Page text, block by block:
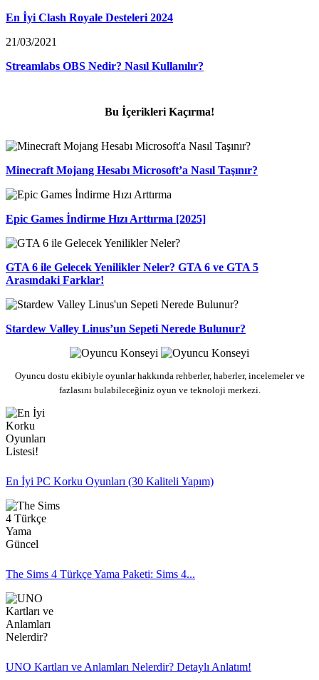
En İyi Clash Royale Desteleri 2024
21/03/2021
Streamlabs OBS Nedir? Nasıl Kullanılır?
Bu İçerikleri Kaçırma!
Minecraft Mojang Hesabı Microsoft’a Nasıl Taşınır?
Epic Games İndirme Hızı Arttırma [2025]
GTA 6 ile Gelecek Yenilikler Neler? GTA 6 ve GTA 5
Arasındaki Farklar!
Stardew Valley Linus’un Sepeti Nerede Bulunur?
Oyuncu dostu ekibiyle oyunlar hakkında rehberler, haberler, incelemeler ve
fazlasını bulabileceğiniz oyun ve teknoloji merkezi.
En İyi PC Korku Oyunları (30 Kaliteli Yapım)
The Sims 4 Türkçe Yama Paketi: Sims 4...
UNO Kartları ve Anlamları Nelerdir? Detaylı Anlatım!